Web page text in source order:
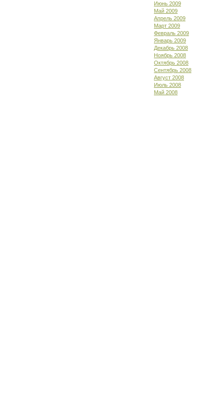
Июнь 2009
Май 2009
Апрель 2009
Март 2009
Февраль 2009
Январь 2009
Декабрь 2008
Ноябрь 2008
Октябрь 2008
Сентябрь 2008
Август 2008
Июль 2008
Май 2008